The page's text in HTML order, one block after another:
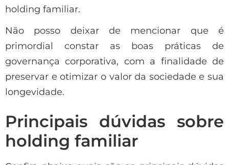
holding familiar.
Não posso deixar de mencionar que é
primordial constar as boas práticas de
governança corporativa, com a finalidade de
preservar e otimizar o valor da sociedade e sua
longevidade.
Principais dúvidas sobre
holding familiar